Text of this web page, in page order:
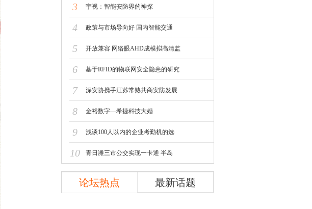
3 宇视：智能安防界的神探
4 政策与市场导向好 国内智能交通
5 开放兼容 网络眼AHD成模拟高清监
6 基于RFID的物联网安全隐患的研究
7 深安协携手江苏常熟共商安防发展
8 金裕数字—希捷科技大婚
9 浅谈100人以内的企业考勤机的选
10 青日潍三市公交实现一卡通 半岛
论坛热点 最新话题